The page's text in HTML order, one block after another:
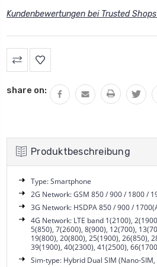
Kundenbewertungen bei Trusted
share on:
Produktbeschreibung
Type: Smartphone
2G Network: GSM 850 / 900 / 1800 /
3G Network: HSDPA 850 / 900 /
4G Network: LTE band 1(2100),
5(850), 7(2600), 8(900), 12(700),
19(800), 20(800), 25(1900), 26(850),
39(1900), 40(2300), 41(2500),
Sim-type: Hybrid Dual SIM (Nano-